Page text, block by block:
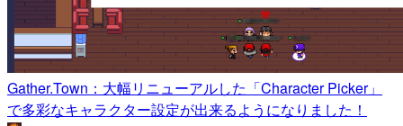
Gather.Town：大幅リニューアルした「Character Picker」
で多彩なキャラクター設定が出来るようになりました！